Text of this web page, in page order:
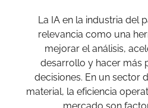
La IA en la industria del
relevancia como una
mejorar el análisis,
desarrollo y hacer más
decisiones. En un sector
material, la eficiencia